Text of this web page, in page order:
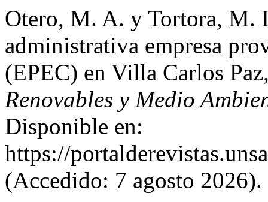
Otero, M. A. y Tortora, M.
administrativa empresa
(EPEC) en Villa Carlos
Renovables y Medio
Disponible en:
https://
(Accedido: 7 agosto 2026).